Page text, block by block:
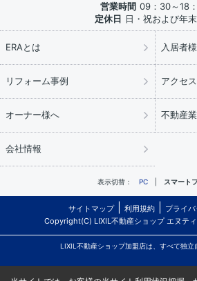
営業時間 09：30～18
定休日 日・祝および年
ERAとは 入居者
リフォーム事例 アクセ
オーナー様へ 不動産
会社情報
表示切替： PC スマート
サイトマップ 利用規約
プライ
Copyright(C) LIXIL不動産ショップ エヌテ
LIXIL不動産ショップ加盟店は、すべて独立